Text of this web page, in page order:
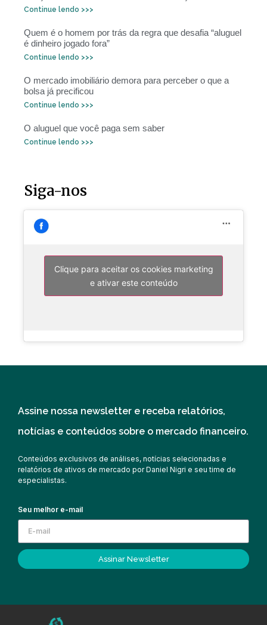
Continue lendo >>>
Quem é o homem por trás da regra que desafia “aluguel
é dinheiro jogado fora”
Continue lendo >>>
O mercado imobiliário demora para perceber o que a
bolsa já precificou
Continue lendo >>>
O aluguel que você paga sem saber
Continue lendo >>>
Siga-nos
Clique para aceitar os cookies marketing
e ativar este conteúdo
Assine nossa newsletter e receba relatórios,
notícias e conteúdos sobre o mercado financeiro.
Conteúdos exclusivos de análises, notícias selecionadas e
relatórios de ativos de mercado por Daniel Nigri e seu time de
especialistas.
Seu melhor e-mail
Assinar Newsletter